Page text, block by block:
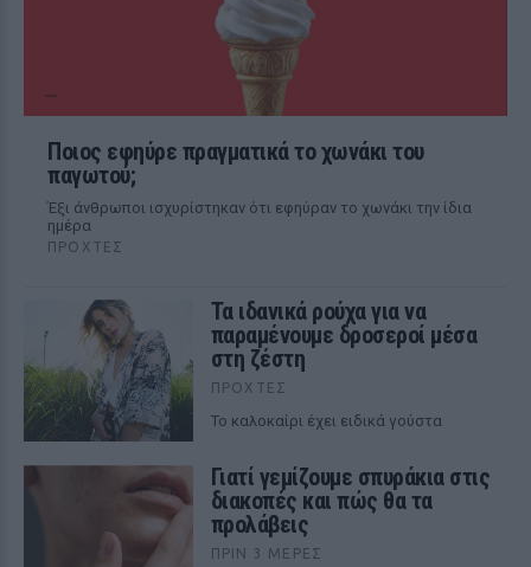
Ποιος εφηύρε πραγματικά το χωνάκι του
παγωτού;
Έξι άνθρωποι ισχυρίστηκαν ότι εφηύραν το χωνάκι την ίδια
ημέρα
ΠΡΟΧΤΈΣ
Τα ιδανικά ρούχα για να
παραμένουμε δροσεροί μέσα
στη ζέστη
ΠΡΟΧΤΈΣ
To καλοκαίρι έχει ειδικά γούστα
Γιατί γεμίζουμε σπυράκια στις
διακοπές και πώς θα τα
προλάβεις
ΠΡΙΝ 3 ΜΈΡΕΣ